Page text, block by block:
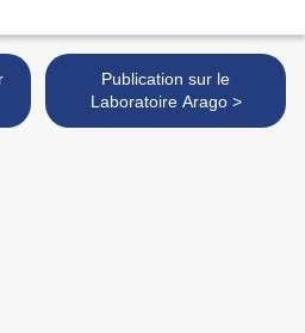
Publication sur le
Laboratoire Arago >